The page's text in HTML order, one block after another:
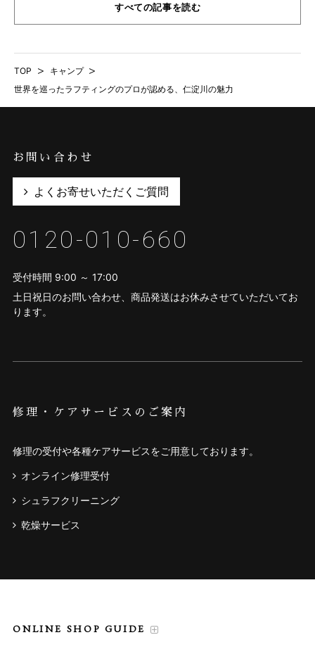
すべての記事を読む
TOP > キャンプ >
世界を巡ったラフティングのプロが認める、仁淀川の魅力
お問い合わせ
よくお寄せいただくご質問
0120-010-660
受付時間 9:00 ～ 17:00
土日祝日のお問い合わせ、商品発送はお休みさせていただいてお
ります。
修理・ケアサービスのご案内
修理の受付や各種ケアサービスをご用意しております。
オンライン修理受付
シュラフクリーニング
乾燥サービス
ONLINE SHOP GUIDE